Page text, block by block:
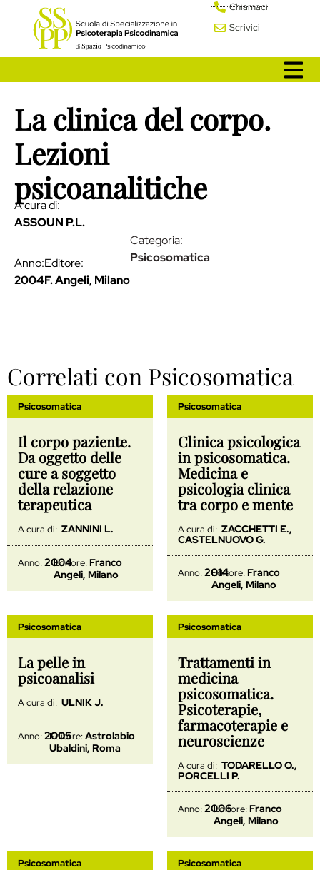
Chiamaci
Scrivici
La clinica del corpo.
Lezioni
psicoanalitiche
A cura di:
ASSOUN P.L.
Anno:
2004
Editore:
F. Angeli, Milano
Categoria:
Psicosomatica
Correlati con Psicosomatica
Psicosomatica
Il corpo paziente.
Da oggetto delle
cure a soggetto
della relazione
terapeutica
A cura di: ZANNINI L.
Anno:2004
Editore:Franco
Angeli, Milano
Psicosomatica
Clinica psicologica
in psicosomatica.
Medicina e
psicologia clinica
tra corpo e mente
A cura di: ZACCHETTI E.,
CASTELNUOVO G.
Anno:2014
Editore:Franco
Angeli, Milano
Psicosomatica
La pelle in
psicoanalisi
A cura di: ULNIK J.
Anno:2005
Editore:Astrolabio
Ubaldini, Roma
Psicosomatica
Trattamenti in
medicina
psicosomatica.
Psicoterapie,
farmacoterapie e
neuroscienze
A cura di: TODARELLO O.,
PORCELLI P.
Anno:2006
Editore:Franco
Angeli, Milano
Psicosomatica Psicosomatica